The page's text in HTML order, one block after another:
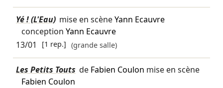
Yé ! (L'Eau) mise en scèneYann Ecauvre
conception Yann Ecauvre
13/01
[1 rep.] (grande salle)
Les Petits Touts de Fabien Coulon mise en scène
Fabien Coulon